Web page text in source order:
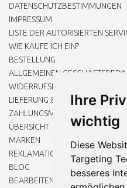
Ihre
wichtig
Diese
Targeting
besseres
DATENSCHUTZBESTIMMUNGEN
IMPRESSUM
LISTE DER AUTORISIERTEN
WIE KAUFE ICH EIN?
BESTELLUNG
ALLGEMEINEN
WIDERRUFSRECHT
LIEFERUNG & ZAHLUNG
ZAHLUNGSMETHODEN
ÜBERSICHT
MARKEN
REKLAMATIONEN UND RETOUREN
BLOG
BEARBEITEN SIE MEINE COOKIE-